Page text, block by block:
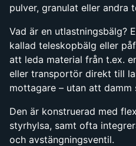
pulver, granulat eller andra
Vad är en utlastningsbälg?
kallad teleskopbälg eller
att leda material från t.ex.
eller transportör direkt till
mottagare – utan att
Den är konstruerad med
styrhylsa, samt ofta
och avstängningsventil.